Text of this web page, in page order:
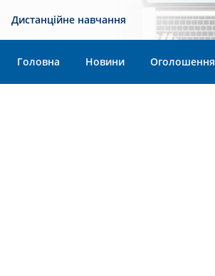
Дистанційне навчання
Головна Новини Оголошення